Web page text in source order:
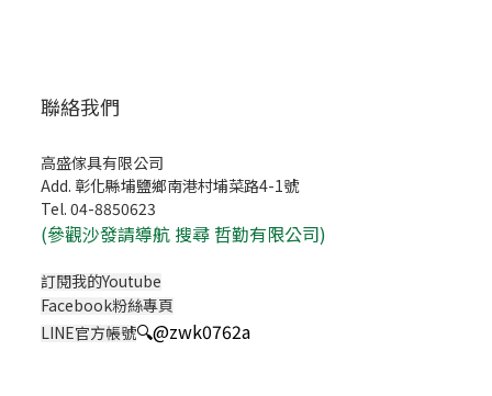
聯絡我們
高盛傢具有限公司
Add. 彰化縣埔鹽鄉南港村埔菜路4-1號
Tel. 04-8850623
(參觀沙發請導航 搜尋 哲勤有限公司)
訂閱我的Youtube
Facebook粉絲專頁
LINE官方帳號🔍@zwk0762a